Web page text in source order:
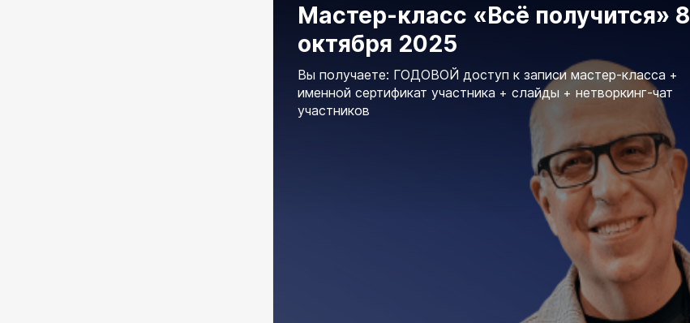
Мастер-класс «Всё получится» 8
октября 2025
Вы получаете: ГОДОВОЙ доступ к записи мастер-класса +
именной сертификат участника + слайды + нетворкинг-чат
участников